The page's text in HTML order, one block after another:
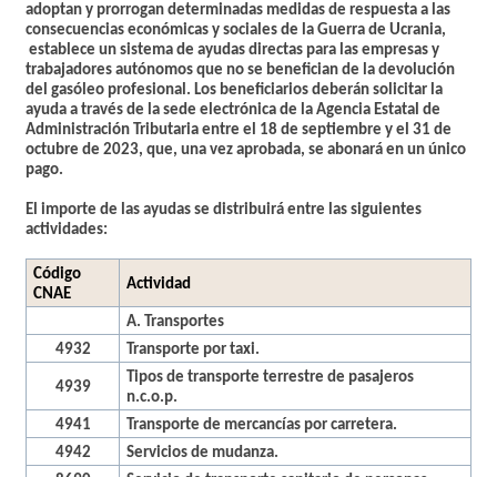
adoptan y prorrogan determinadas medidas de respuesta a las
consecuencias económicas y sociales de la Guerra de Ucrania,
establece un sistema de ayudas directas para las empresas y
trabajadores autónomos que no se benefician de la devolución
del gasóleo profesional. Los beneficiarios deberán solicitar la
ayuda a través de la sede electrónica de la Agencia Estatal de
Administración Tributaria entre el 18 de septiembre y el 31 de
octubre de 2023, que, una vez aprobada, se abonará en un único
pago.
El importe de las ayudas se distribuirá entre las siguientes
actividades:
Código
CNAE
Actividad
A. Transportes
4932
Transporte por taxi.
4939
Tipos de transporte terrestre de pasajeros
n.c.o.p.
4941
Transporte de mercancías por carretera.
4942
Servicios de mudanza.